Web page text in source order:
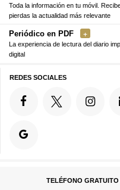
Toda la información en tu móvil.
pierdas la actualidad más relevante
Periódico en PDF
La experiencia de lectura del diario
digital
REDES SOCIALES
TELÉFONO